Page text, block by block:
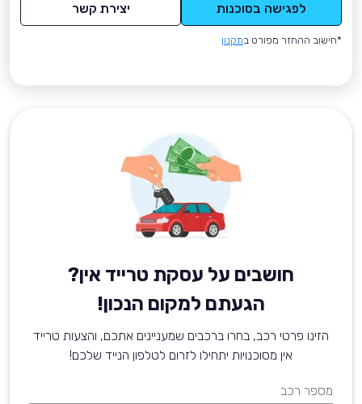
לפגישה בסוכנות יצירת קשר
*חישוב ההחזר מפורט בתקנון
חושבים על עסקת טרייד אין?
הגעתם למקום הנכון!
הזינו פרטי רכב, בחרו ברכבים שמעניינים אתכם, והצעות טרייד
אין מסוכנויות יתחילו לזרום לטלפון הנייד שלכם!
מספר רכב